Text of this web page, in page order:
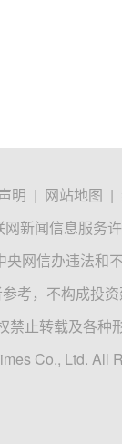
明 | 网站地图 |
网新闻信息服务
央网信办违法和
考，不构成投资
止转载及各种
Co., Ltd. All